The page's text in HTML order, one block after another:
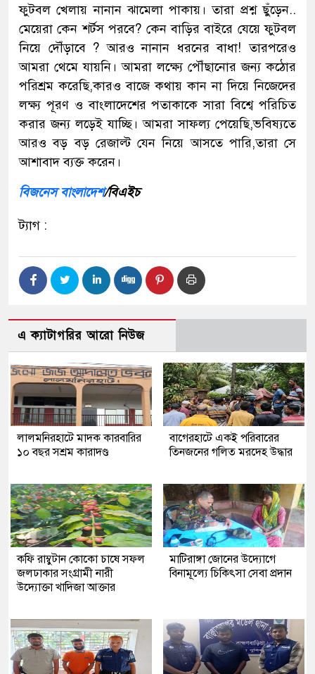
ফুটবল খেলায় নানান ঝামেলা পাকায়। তারা প্রশ্ন ছুঁড়েন..
মেয়েরা কেন শর্টস পরবে? কেন বাড়ির বাইরে যেয়ে ফুটবল
নিয়ে দৌঁড়াবে ? আরও নানান ধরনের বাধা! তারপরেও
আমরা থেমে যায়নি। আমরা লক্ষ্যে পৌঁছানোর জন্য কঠোর
পরিশ্রম করেছি,কারও বাজে কথায় কান না দিয়ে নিজেদের
লক্ষ্য পূরণ ও বাংলাদেশের পতাকাকে সারা বিশ্বে পরিচিত
করার জন্য লড়েই যাচ্ছি। আমরা সাফল্য পেয়েছি,ভবিষ্যতে
আরও বড় বড় রেজাল্ট যেন নিয়ে আসতে পারি,তারা সে
আশাবাদ ব্যক্ত করেন।
বিজনেস বাংলাদেশ/বিএইচ
ট্যাগ :
এ ক্যাটাগরির আরো নিউজ
লালমনিরহাটে মাদক কারবারির
১০ বছর সশ্রম কারাদণ্ড
‎বাগেরহাটে একই পরিবারের
তিনজনের গলিত মরদেহ উদ্ধার
কফি রাম্বুটান কোকো চাষে সফল
জলঢাকার সংগ্রামী নারী
উদ্যোক্তা খাদিজা আক্তার
মাটিরাঙ্গা জোনের উদ্যোগে
বিনামূল্যে চিকিৎসা সেবা প্রদান